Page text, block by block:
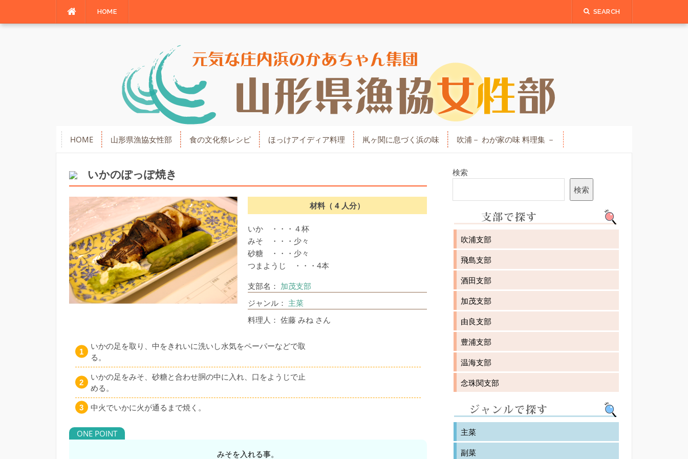
HOME SEARCH
HOME 山形県漁協女性部 食の文化祭レシピ ほっけアイディア料理 鼡ヶ関に息づく浜の味 吹浦－ わが家の味 料理集 －
いかのぽっぽ焼き
材料（ 4 人分）
いか ・・・４杯
みそ ・・・少々
砂糖 ・・・少々
つまようじ ・・・4本
支部名： 加茂支部
ジャンル： 主菜
料理人： 佐藤 みね さん
いかの足を取り、中をきれいに洗いし水気をペーパーなどで取
る。
いかの足をみそ、砂糖と合わせ胴の中に入れ、口をようじで止
める。
中火でいかに火が通るまで焼く。
みそを入れる事。
検索
検索
吹浦支部
飛島支部
酒田支部
加茂支部
由良支部
豊浦支部
温海支部
念珠関支部
主菜
副菜